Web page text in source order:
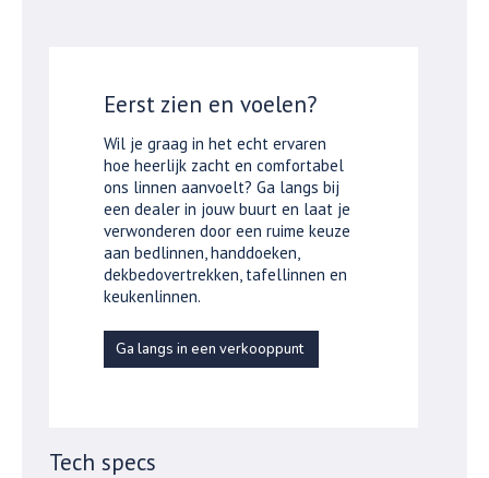
Eerst zien en voelen?
Wil je graag in het echt ervaren
hoe heerlijk zacht en comfortabel
ons linnen aanvoelt? Ga langs bij
een dealer in jouw buurt en laat je
verwonderen door een ruime keuze
aan bedlinnen, handdoeken,
dekbedovertrekken, tafellinnen en
keukenlinnen.
Ga langs in een verkooppunt
Tech specs